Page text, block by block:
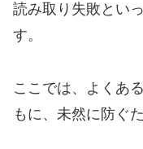
読み取り失敗とい
す。
ここでは、よくあ
もに、未然に防ぐ